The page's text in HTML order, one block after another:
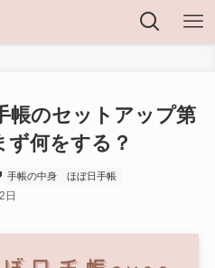
帳のセットアップ第
ず何をする？
手帳の中身 ほぼ日手帳
日